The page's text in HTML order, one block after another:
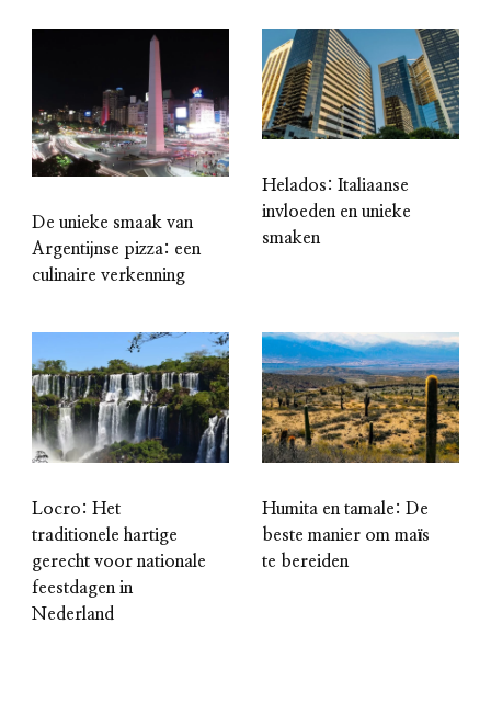
De unieke smaak van
Argentijnse pizza: een
culinaire verkenning
Helados: Italiaanse
invloeden en unieke
smaken
Locro: Het
traditionele hartige
gerecht voor nationale
feestdagen in
Nederland
Humita en tamale: De
beste manier om maïs
te bereiden